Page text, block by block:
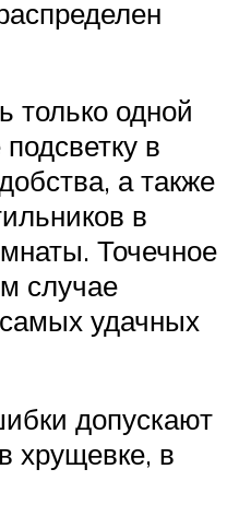
только одной
в
а также
в
Точечное
случае
удачных
допускают
хрущевке, в